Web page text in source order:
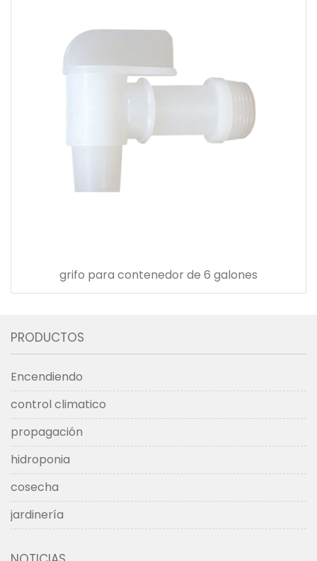
grifo para contenedor de 6 galones
PRODUCTOS
Encendiendo
control climatico
propagación
hidroponia
cosecha
jardinería